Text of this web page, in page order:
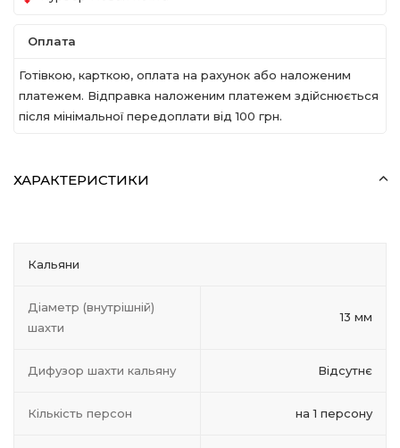
Оплата
Готівкою, карткою, оплата на рахунок або наложеним
платежем. Відправка наложеним платежем здійснюється
після мінімальної передоплати вiд 100 грн.
ХАРАКТЕРИСТИКИ
Кальяни
Діаметр (внутрішній)
шахти
13 мм
Дифузор шахти кальяну Відсутнє
Кількість персон на 1 персону